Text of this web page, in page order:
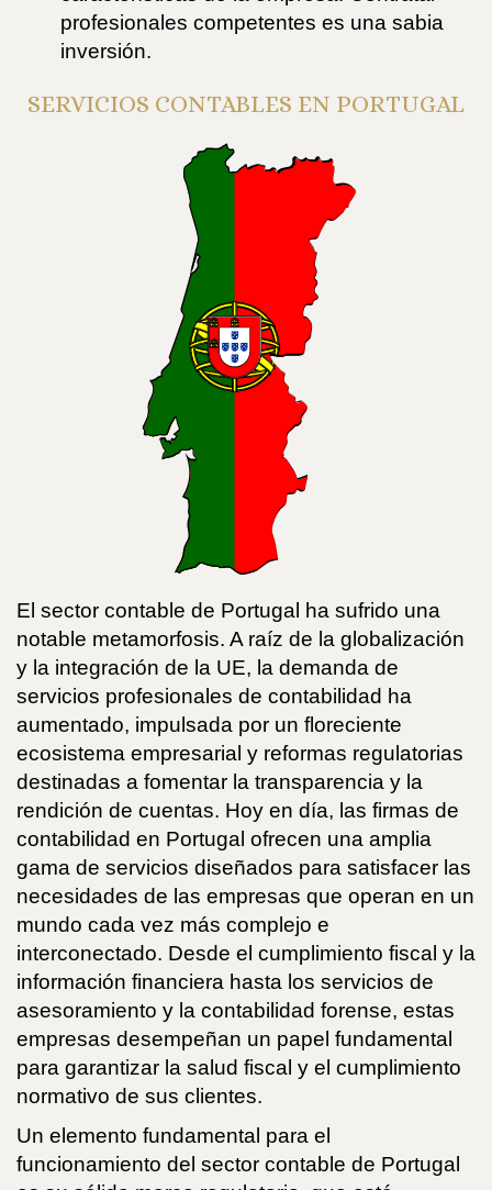
profesionales competentes es una sabia
inversión.
SERVICIOS CONTABLES EN PORTUGAL
El sector contable de Portugal ha sufrido una
notable metamorfosis. A raíz de la globalización
y la integración de la UE, la demanda de
servicios profesionales de contabilidad ha
aumentado, impulsada por un floreciente
ecosistema empresarial y reformas regulatorias
destinadas a fomentar la transparencia y la
rendición de cuentas. Hoy en día, las firmas de
contabilidad en Portugal ofrecen una amplia
gama de servicios diseñados para satisfacer las
necesidades de las empresas que operan en un
mundo cada vez más complejo e
interconectado. Desde el cumplimiento fiscal y la
información financiera hasta los servicios de
asesoramiento y la contabilidad forense, estas
empresas desempeñan un papel fundamental
para garantizar la salud fiscal y el cumplimiento
normativo de sus clientes.
Un elemento fundamental para el
funcionamiento del sector contable de Portugal